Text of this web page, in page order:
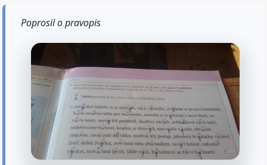
Poprosil o pravopis